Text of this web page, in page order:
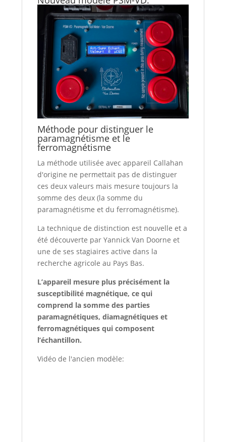
Méthode pour distinguer le
paramagnétisme et le
ferromagnétisme
La méthode utilisée avec appareil Callahan
d'origine ne permettait pas de distinguer
ces deux valeurs mais mesure toujours la
somme des deux (la somme du
paramagnétisme et du ferromagnétisme).
La technique de distinction est nouvelle et a
été découverte par Yannick Van Doorne et
une de ses stagiaires active dans la
recherche agricole au Pays Bas.
L’appareil mesure plus précisément la
susceptibilité magnétique, ce qui
comprend la somme des parties
paramagnétiques, diamagnétiques et
ferromagnétiques qui composent
l’échantillon.
Vidéo de l'ancien modèle: